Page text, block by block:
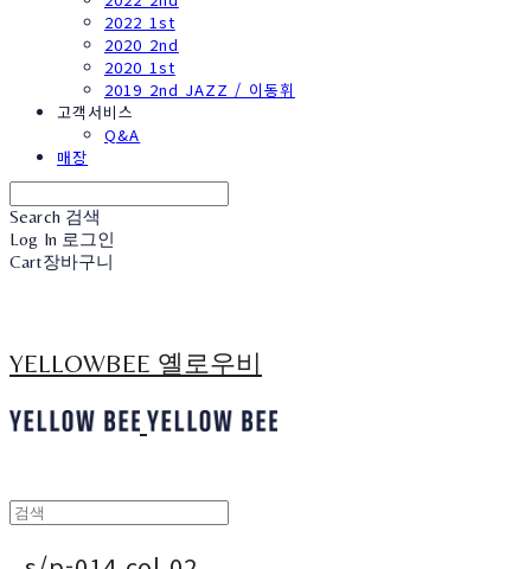
2022 1st
2020 2nd
2020 1st
2019 2nd JAZZ / 이동휘
고객서비스
Q&A
매장
Search 검색
Log In 로그인
Cart장바구니
YELLOWBEE 옐로우비